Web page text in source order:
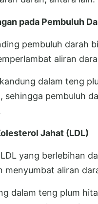
pada Pembuluh
pembuluh darah
aliran
dalam teng
sehingga pembuluh
Jahat (LDL)
yang berlebihan
menyumbat aliran
dalam teng plum